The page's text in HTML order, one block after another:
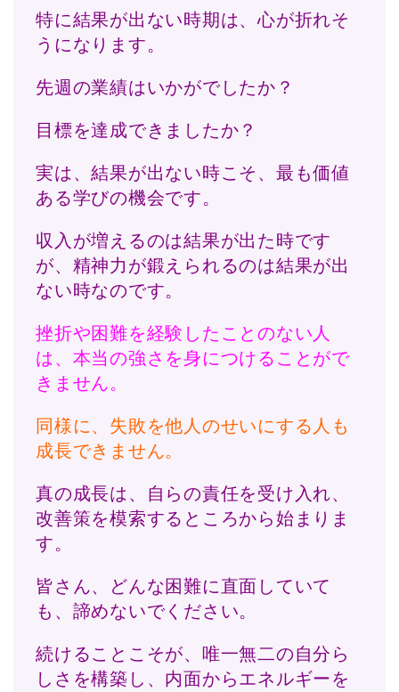
特に結果が出ない時期は、心が折れそ
うになります。
先週の業績はいかがでしたか？
目標を達成できましたか？
実は、結果が出ない時こそ、最も価値
ある学びの機会です。
収入が増えるのは結果が出た時です
が、精神力が鍛えられるのは結果が出
ない時なのです。
挫折や困難を経験したことのない人
は、本当の強さを身につけることがで
きません。
同様に、失敗を他人のせいにする人も
成長できません。
真の成長は、自らの責任を受け入れ、
改善策を模索するところから始まりま
す。
皆さん、どんな困難に直面していて
も、諦めないでください。
続けることこそが、唯一無二の自分ら
しさを構築し、内面からエネルギーを